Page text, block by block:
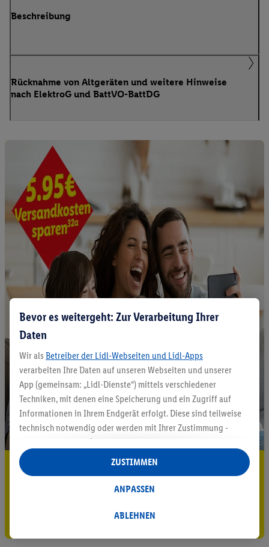
Beschreibung
Rücknahme von Altgeräten und weitere Hinweise
nach ElektroG und BattVO-BattDG
5.95 € Versand sparen³²ᵃ
Jetzt zum Newsletter anmelden
Gutschein sichern!
Bevor es weitergeht: Zur Verarbeitung Ihrer
Daten
Wir als Betreiber der Lidl-Webseiten und Lidl-Apps
verarbeiten Ihre Daten auf unseren Webseiten und unserer
App (gemeinsam: „Lidl-Dienste“) mittels verschiedener
Techniken, mit denen eine Speicherung und ein Zugriff auf
Informationen in Ihrem Endgerät erfolgt. Diese sind teilweise
technisch notwendig oder werden mit Ihrer Zustimmung -
auch durch Partner (u.a.
Verantwortliche; im Zusammenhang mit dem IAB TCF
insgesamt
Statistik-Erstellung oder für personalisierte Werbung
Datenverarbeitungen für personalisierte Werbung werden
ABLEHNEN
ANPASSEN
ZUSTIMMEN